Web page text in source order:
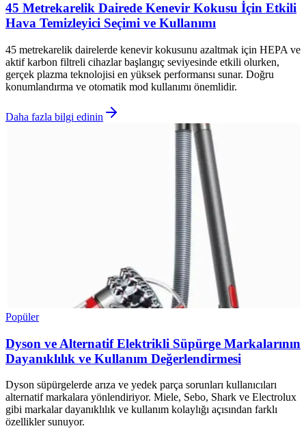
45 Metrekarelik Dairede Kenevir Kokusu İçin Etkili
Hava Temizleyici Seçimi ve Kullanımı
45 metrekarelik dairelerde kenevir kokusunu azaltmak için HEPA ve
aktif karbon filtreli cihazlar başlangıç seviyesinde etkili olurken,
gerçek plazma teknolojisi en yüksek performansı sunar. Doğru
konumlandırma ve otomatik mod kullanımı önemlidir.
Daha fazla bilgi edinin
Popüler
Dyson ve Alternatif Elektrikli Süpürge Markalarının
Dayanıklılık ve Kullanım Değerlendirmesi
Dyson süpürgelerde arıza ve yedek parça sorunları kullanıcıları
alternatif markalara yönlendiriyor. Miele, Sebo, Shark ve Electrolux
gibi markalar dayanıklılık ve kullanım kolaylığı açısından farklı
özellikler sunuyor.